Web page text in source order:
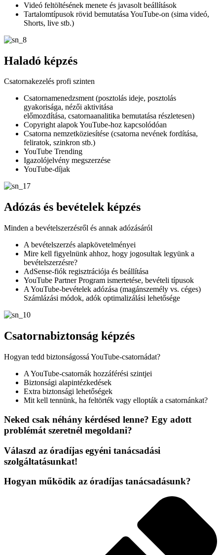
Videó feltöltésének menete és javasolt beállítások
Tartalomtípusok rövid bemutatása YouTube-on (sima videó,
Shorts, live stb.)
Haladó képzés
Csatornakezelés profi szinten
Csatornamenedzsment (posztolás ideje, posztolás
gyakorisága, nézői aktivitása
előmozdítása, csatornaanalitika bemutatása részletesen)
Copyright alapok YouTube-hoz kapcsolódóan
Csatorna nemzetköziesítése (csatorna nevének fordítása,
feliratok, szinkron stb.)
YouTube Trending
Igazolójelvény megszerzése
YouTube-díjak
Adózás és bevételek képzés
Minden a bevételszerzésről és annak adózásáról
A bevételszerzés alapkövetelményei
Mire kell figyelnünk ahhoz, hogy jogosultak legyünk a
bevételszerzésre?
AdSense-fiók regisztrációja és beállítása
YouTube Partner Program ismertetése, bevételi típusok
A YouTube-bevételek adózása (magánszemély vs. céges)
Számlázási módok, adók optimalizálási lehetősége
Csatornabiztonság képzés
Hogyan tedd biztonságossá YouTube-csatornádat?
A YouTube-csatornák hozzáférési szintjei
Biztonsági alapintézkedések
Extra biztonsági lehetőségek
Mit kell tennünk, ha feltörték vagy ellopták a csatornánkat?
Neked csak néhány kérdésed lenne? Egy adott
problémát szeretnél megoldani?
Válaszd az óradíjas egyéni tanácsadási
szolgáltatásunkat!
Hogyan működik az óradíjas tanácsadásunk?